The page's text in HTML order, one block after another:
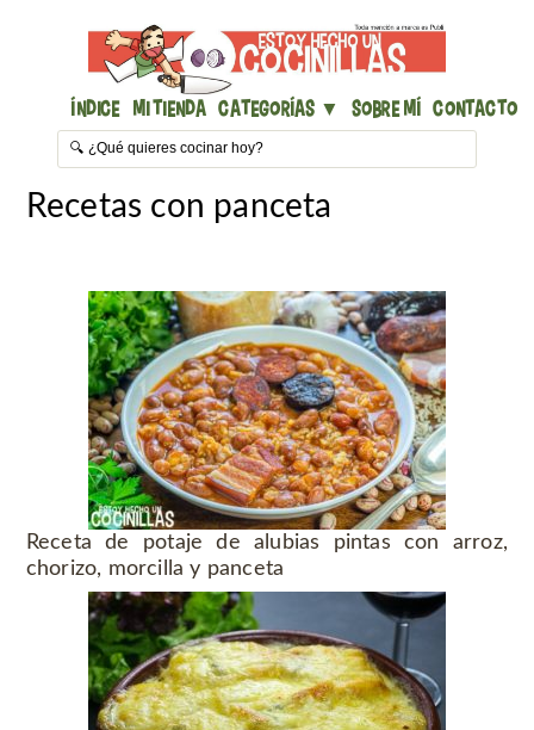
Índice Mi Tienda Categorías ▼ Sobre mí Contacto
Recetas con panceta
Receta de potaje de alubias pintas con arroz,
chorizo, morcilla y panceta